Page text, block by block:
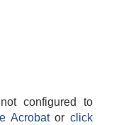
configured to
Acrobatorclick